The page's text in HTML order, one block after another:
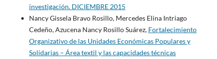
investigación. DICIEMBRE 2015
Nancy Gissela Bravo Rosillo, Mercedes Elina Intriago
Cedeño, Azucena Nancy Rosillo Suárez, Fortalecimiento
Organizativo de las Unidades Económicas Populares y
Solidarias – Área textil y las capacidades técnicas